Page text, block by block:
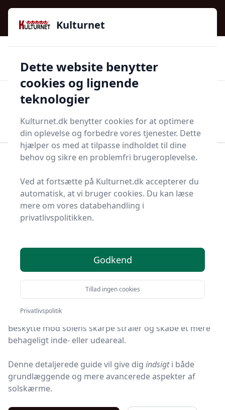
Kulturnet - Alt Det Gode I Livet | Din Kulturguide Siden
2016
97 kategorier 👍Kun godkendte butikker
Start søgning
Bolig og indretning
Terrasse og have
Solskærme - 21 på lager
dette væsentlige tilbehør.
Uanset om du kalder dem solafskærmninger,
solbeskyttelse eller skyggeapparater, er deres formål
Beskytte mod solens skarpe stråler og skabe et mere
behageligt inde- eller udeareal.
Denne detaljerede guide vil give dig indsigti både
grundlæggende og mere avancerede aspekter af
solskærme.
Kulturnet
Dette website benytter
cookies og lignende
teknologier
Kulturnet.dk benytter cookies for at optimere
din oplevelse og forbedre vores tjenester. Dette
hjælper os med at tilpasse indholdet til dine
behov og sikre en problemfri brugeroplevelse.
Ved at fortsætte på Kulturnet.dk accepterer du
automatisk, at vi bruger cookies. Du kan læse
mere om vores databehandling i
privatlivspolitikken.
Godkend
Tillad ingen cookies
Privatlivspolitik